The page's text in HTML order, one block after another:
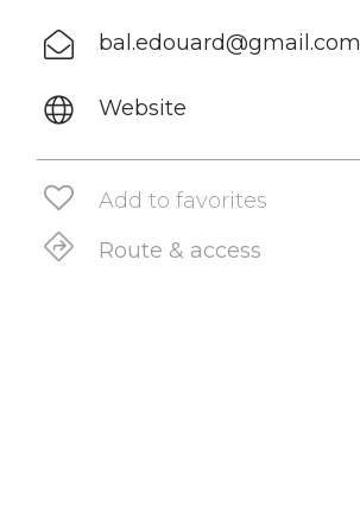
bal.edouard@gmail.com
Website
Add to favorites
Route & access